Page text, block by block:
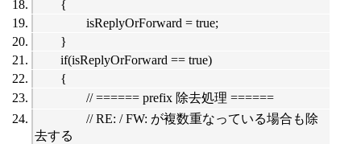
{
isReplyOrForward = true;
}
if(isReplyOrForward == true)
{
// ====== prefix 除去処理 ======
// RE: / FW: が複数重なっている場合も除
去する